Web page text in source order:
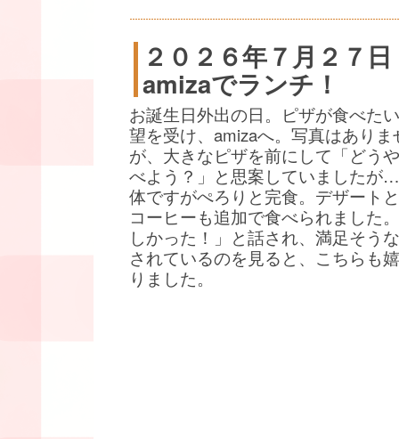
２０２６年７月２７日
amizaでランチ！
お誕生日外出の日。ピザが食べた
望を受け、amizaへ。写真はありま
が、大きなピザを前にして「どう
べよう？」と思案していましたが
体ですがぺろりと完食。デザート
コーヒーも追加で食べられました
しかった！」と話され、満足そう
されているのを見ると、こちらも
りました。